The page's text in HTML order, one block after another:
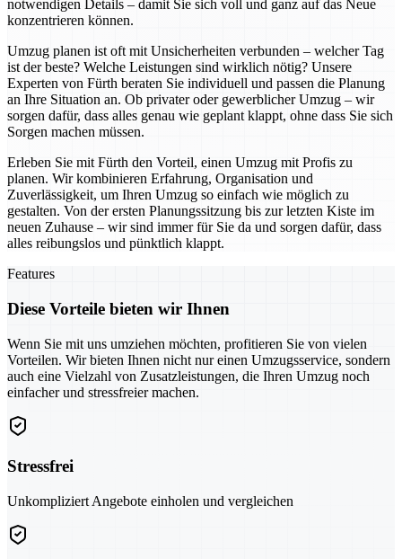
notwendigen Details – damit Sie sich voll und ganz auf das Neue
konzentrieren können.
Umzug planen ist oft mit Unsicherheiten verbunden – welcher Tag
ist der beste? Welche Leistungen sind wirklich nötig? Unsere
Experten von Fürth beraten Sie individuell und passen die Planung
an Ihre Situation an. Ob privater oder gewerblicher Umzug – wir
sorgen dafür, dass alles genau wie geplant klappt, ohne dass Sie sich
Sorgen machen müssen.
Erleben Sie mit Fürth den Vorteil, einen Umzug mit Profis zu
planen. Wir kombinieren Erfahrung, Organisation und
Zuverlässigkeit, um Ihren Umzug so einfach wie möglich zu
gestalten. Von der ersten Planungssitzung bis zur letzten Kiste im
neuen Zuhause – wir sind immer für Sie da und sorgen dafür, dass
alles reibungslos und pünktlich klappt.
Features
Diese Vorteile bieten wir Ihnen
Wenn Sie mit uns umziehen möchten, profitieren Sie von vielen
Vorteilen. Wir bieten Ihnen nicht nur einen Umzugsservice, sondern
auch eine Vielzahl von Zusatzleistungen, die Ihren Umzug noch
einfacher und stressfreier machen.
Stressfrei
Unkompliziert Angebote einholen und vergleichen